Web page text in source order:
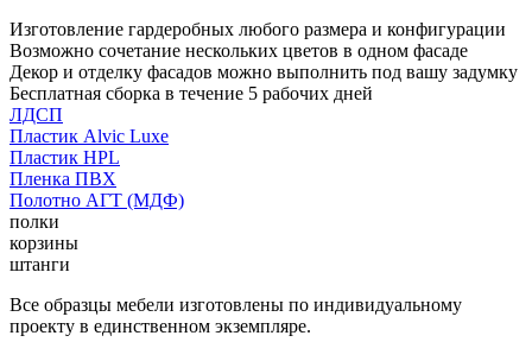
Изготовление гардеробных любого размера и конфигурации
Возможно сочетание нескольких цветов в одном фасаде
Декор и отделку фасадов можно выполнить под вашу задумку
Бесплатная сборка в течение 5 рабочих дней
ЛДСП
Пластик Alvic Luxe
Пластик HPL
Пленка ПВХ
Полотно АГТ (МДФ)
полки
корзины
штанги
Все образцы мебели изготовлены по индивидуальному
проекту в единственном экземпляре.